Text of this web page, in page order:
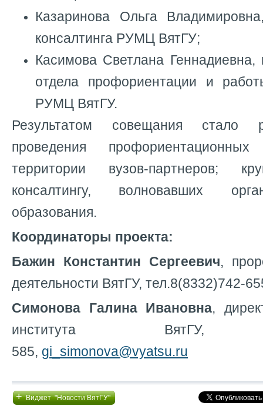
Казаринова Ольга
консалтинга РУМЦ ВятГУ;
Касимова Светлана Геннадиевна,
отдела профориентации и
РУМЦ ВятГУ.
Результатом совещания стало
проведения
территории вузов-партнеров;
консалтингу, волновавших
образования.
Координаторы проекта:
Бажин Константин Сергеевич,
деятельности ВятГУ, тел.8(8332)742-
Симонова Галина Ивановна,
института ВятГУ,
585, gi_simonova@vyatsu.ru
+Виджет "Новости ВятГУ"